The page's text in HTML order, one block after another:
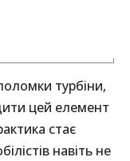
турбіни,
цей елемент
стає
навіть не